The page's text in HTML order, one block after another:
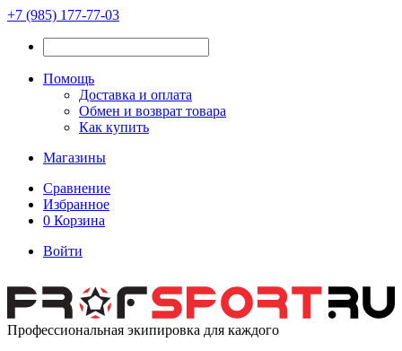
+7 (985) 177-77-03
Помощь
Доставка и оплата
Обмен и возврат товара
Как купить
Магазины
Сравнение
Избранное
0 Корзина
Войти
Профессиональная экипировка для каждого